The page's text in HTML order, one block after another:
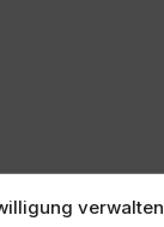
verwalten